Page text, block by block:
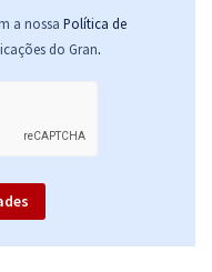
a nossa Política de
do Gran.